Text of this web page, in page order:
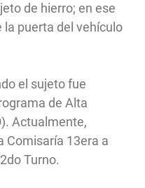
de hierro; en ese
la puerta del vehículo
el sujeto fue
de Alta
Actualmente,
Comisaría 13era a
Turno.